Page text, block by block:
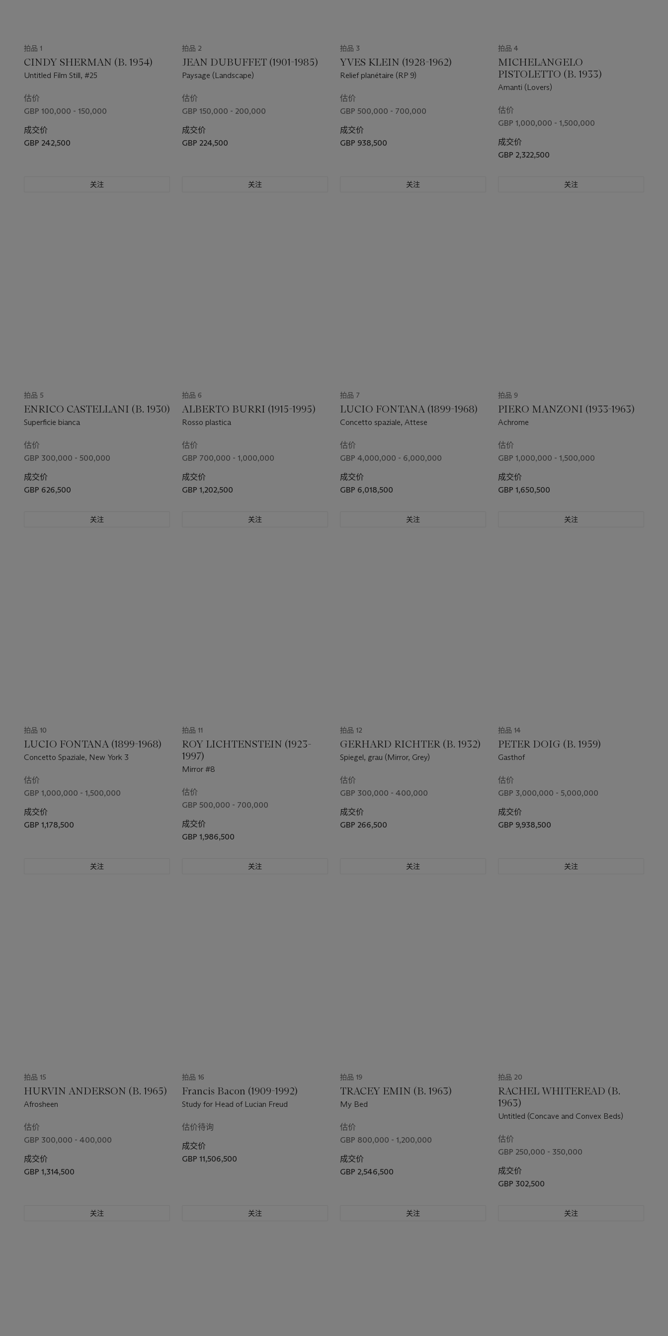
拍品 1
CINDY SHERMAN (B. 1954)
Untitled Film Still, #25
估价
GBP 100,000 - 150,000
成交价
GBP 242,500
关注
拍品 2
JEAN DUBUFFET (1901-1985)
Paysage (Landscape)
估价
GBP 150,000 - 200,000
成交价
GBP 224,500
关注
拍品 3
YVES KLEIN (1928-1962)
Relief planétaire (RP 9)
估价
GBP 500,000 - 700,000
成交价
GBP 938,500
关注
拍品 4
MICHELANGELO
PISTOLETTO (B. 1933)
Amanti (Lovers)
估价
GBP 1,000,000 - 1,500,000
成交价
GBP 2,322,500
关注
拍品 5
ENRICO CASTELLANI (B. 1930)
Superficie bianca
估价
GBP 300,000 - 500,000
成交价
GBP 626,500
关注
拍品 6
ALBERTO BURRI (1915-1995)
Rosso plastica
估价
GBP 700,000 - 1,000,000
成交价
GBP 1,202,500
关注
拍品 7
LUCIO FONTANA (1899-1968)
Concetto spaziale, Attese
估价
GBP 4,000,000 - 6,000,000
成交价
GBP 6,018,500
关注
拍品 9
PIERO MANZONI (1933-1963)
Achrome
估价
GBP 1,000,000 - 1,500,000
成交价
GBP 1,650,500
关注
拍品 10
LUCIO FONTANA (1899-1968)
Concetto Spaziale, New York 3
估价
GBP 1,000,000 - 1,500,000
成交价
GBP 1,178,500
关注
拍品 11
ROY LICHTENSTEIN (1923-
1997)
Mirror #8
估价
GBP 500,000 - 700,000
成交价
GBP 1,986,500
关注
拍品 12
GERHARD RICHTER (B. 1932)
Spiegel, grau (Mirror, Grey)
估价
GBP 300,000 - 400,000
成交价
GBP 266,500
关注
拍品 14
PETER DOIG (B. 1959)
Gasthof
估价
GBP 3,000,000 - 5,000,000
成交价
GBP 9,938,500
关注
拍品 15
HURVIN ANDERSON (B. 1965)
Afrosheen
估价
GBP 300,000 - 400,000
成交价
GBP 1,314,500
关注
拍品 16
Francis Bacon (1909-1992)
Study for Head of Lucian Freud
估价待询
成交价
GBP 11,506,500
关注
拍品 19
TRACEY EMIN (B. 1963)
My Bed
估价
GBP 800,000 - 1,200,000
成交价
GBP 2,546,500
关注
拍品 20
RACHEL WHITEREAD (B.
1963)
Untitled (Concave and Convex Beds)
估价
GBP 250,000 - 350,000
成交价
GBP 302,500
关注